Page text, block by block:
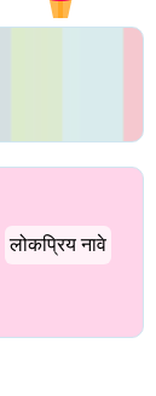
लोकप्रिय नावे